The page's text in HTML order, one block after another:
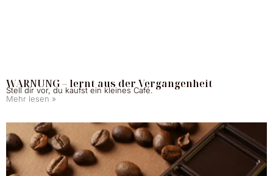
WARNUNG – lernt aus der Vergangenheit
Stell dir vor, du kaufst ein kleines Café.
Mehr lesen »